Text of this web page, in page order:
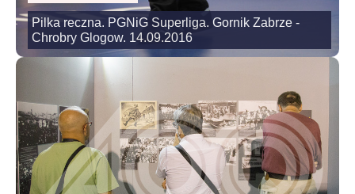
Pilka reczna. PGNiG Superliga. Gornik Zabrze -
Chrobry Glogow. 14.09.2016